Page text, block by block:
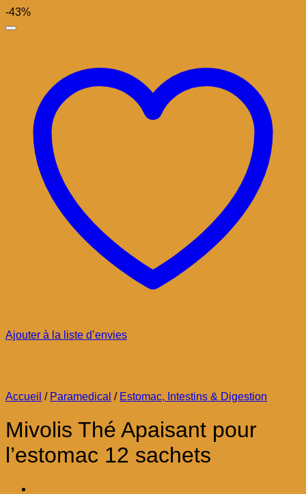
-43%
Ajouter à la liste d’envies
Accueil / Paramedical / Estomac, Intestins & Digestion
Mivolis Thé Apaisant pour
l’estomac 12 sachets